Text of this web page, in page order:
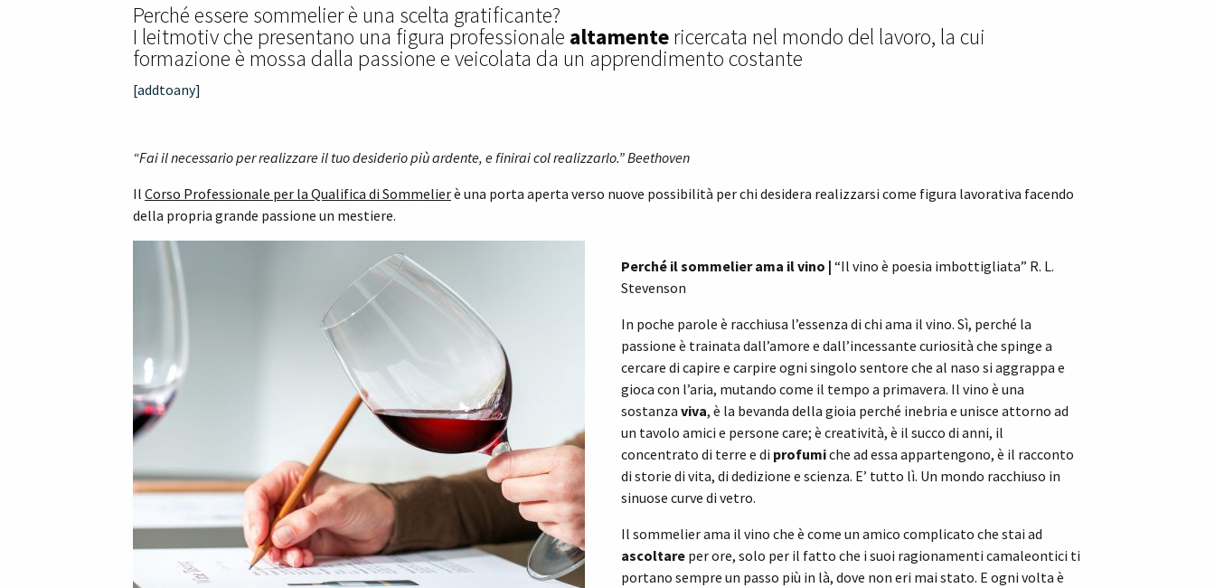
Perché essere sommelier è una scelta gratificante?
I leitmotiv che presentano una figura professionale altamentericercata nel mondo del lavoro, la cui
formazione è mossa dalla passione e veicolata da un apprendimento costante
[addtoany]
“Fai il necessarioper realizzareil tuo desideriopiù ardente, e finirai col realizzarlo.”Beethoven
Il Corso Professionale per la Qualifica di Sommelierè una porta aperta verso nuove possibilità per chi desidera realizzarsi come figura lavorativa facendo
della propria grande passione un mestiere.
Perché il sommelier ama il vino | “Il vino è poesia imbottigliata” R. L.
Stevenson
In poche parole è racchiusa l’essenza di chi ama il vino. Sì, perché la
passione è trainata dall’amore e dall’incessante curiosità che spinge a
cercare di capire e carpire ogni singolo sentore che al naso si aggrappa e
gioca con l’aria, mutando come il tempo a primavera. Il vino è una
sostanza viva, è la bevanda della gioia perché inebria e unisce attorno ad
un tavolo amici e persone care; è creatività, è il succo di anni, il
concentrato di terre e di profumiche ad essa appartengono, è il racconto
di storie di vita, di dedizione e scienza. E’ tutto lì. Un mondo racchiuso in
sinuose curve di vetro.
Il sommelier ama il vino che è come un amico complicato che stai ad
ascoltare per ore, solo per il fatto che i suoi ragionamenti camaleontici ti
portano sempre un passo più in là, dove non eri mai stato. E ogni volta è